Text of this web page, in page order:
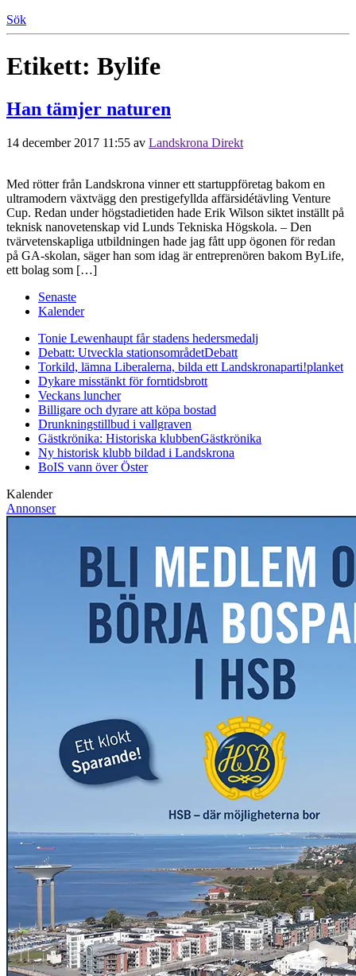
Sök
Etikett: Bylife
Han tämjer naturen
14 december 2017 11:55 av Landskrona Direkt
Med rötter från Landskrona vinner ett startuppföretag bakom en
ultramodern växtvägg den prestigefyllda affärsidétävling Venture
Cup. Redan under högstadietiden hade Erik Wilson siktet inställt på
teknisk nanovetenskap vid Lunds Tekniska Högskola. – Den
tvärvetenskapliga utbildningen hade jag fått upp ögonen för redan
på GA-skolan, säger han som idag är entreprenören bakom ByLife,
ett bolag som […]
Senaste
Kalender
Tonie Lewenhaupt får stadens hedersmedalj
Debatt: Utveckla stationsområdetDebatt
Torkild, lämna Liberalerna, bilda ett Landskronaparti!planket
Dykare misstänkt för forntidsbrott
Veckans luncher
Billigare och dyrare att köpa bostad
Drunkningstillbud i vallgraven
Gästkrönika: Historiska klubbenGästkrönika
Ny historisk klubb bildad i Landskrona
BoIS vann över Öster
Kalender
Annonser